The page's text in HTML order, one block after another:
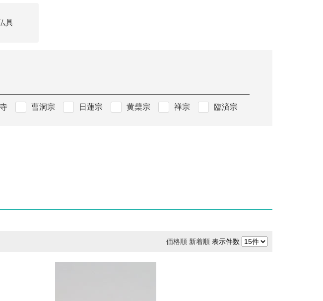
具
曹洞宗 日蓮宗 黄檗宗 禅宗 臨済宗
価格順 新着順 表示件数